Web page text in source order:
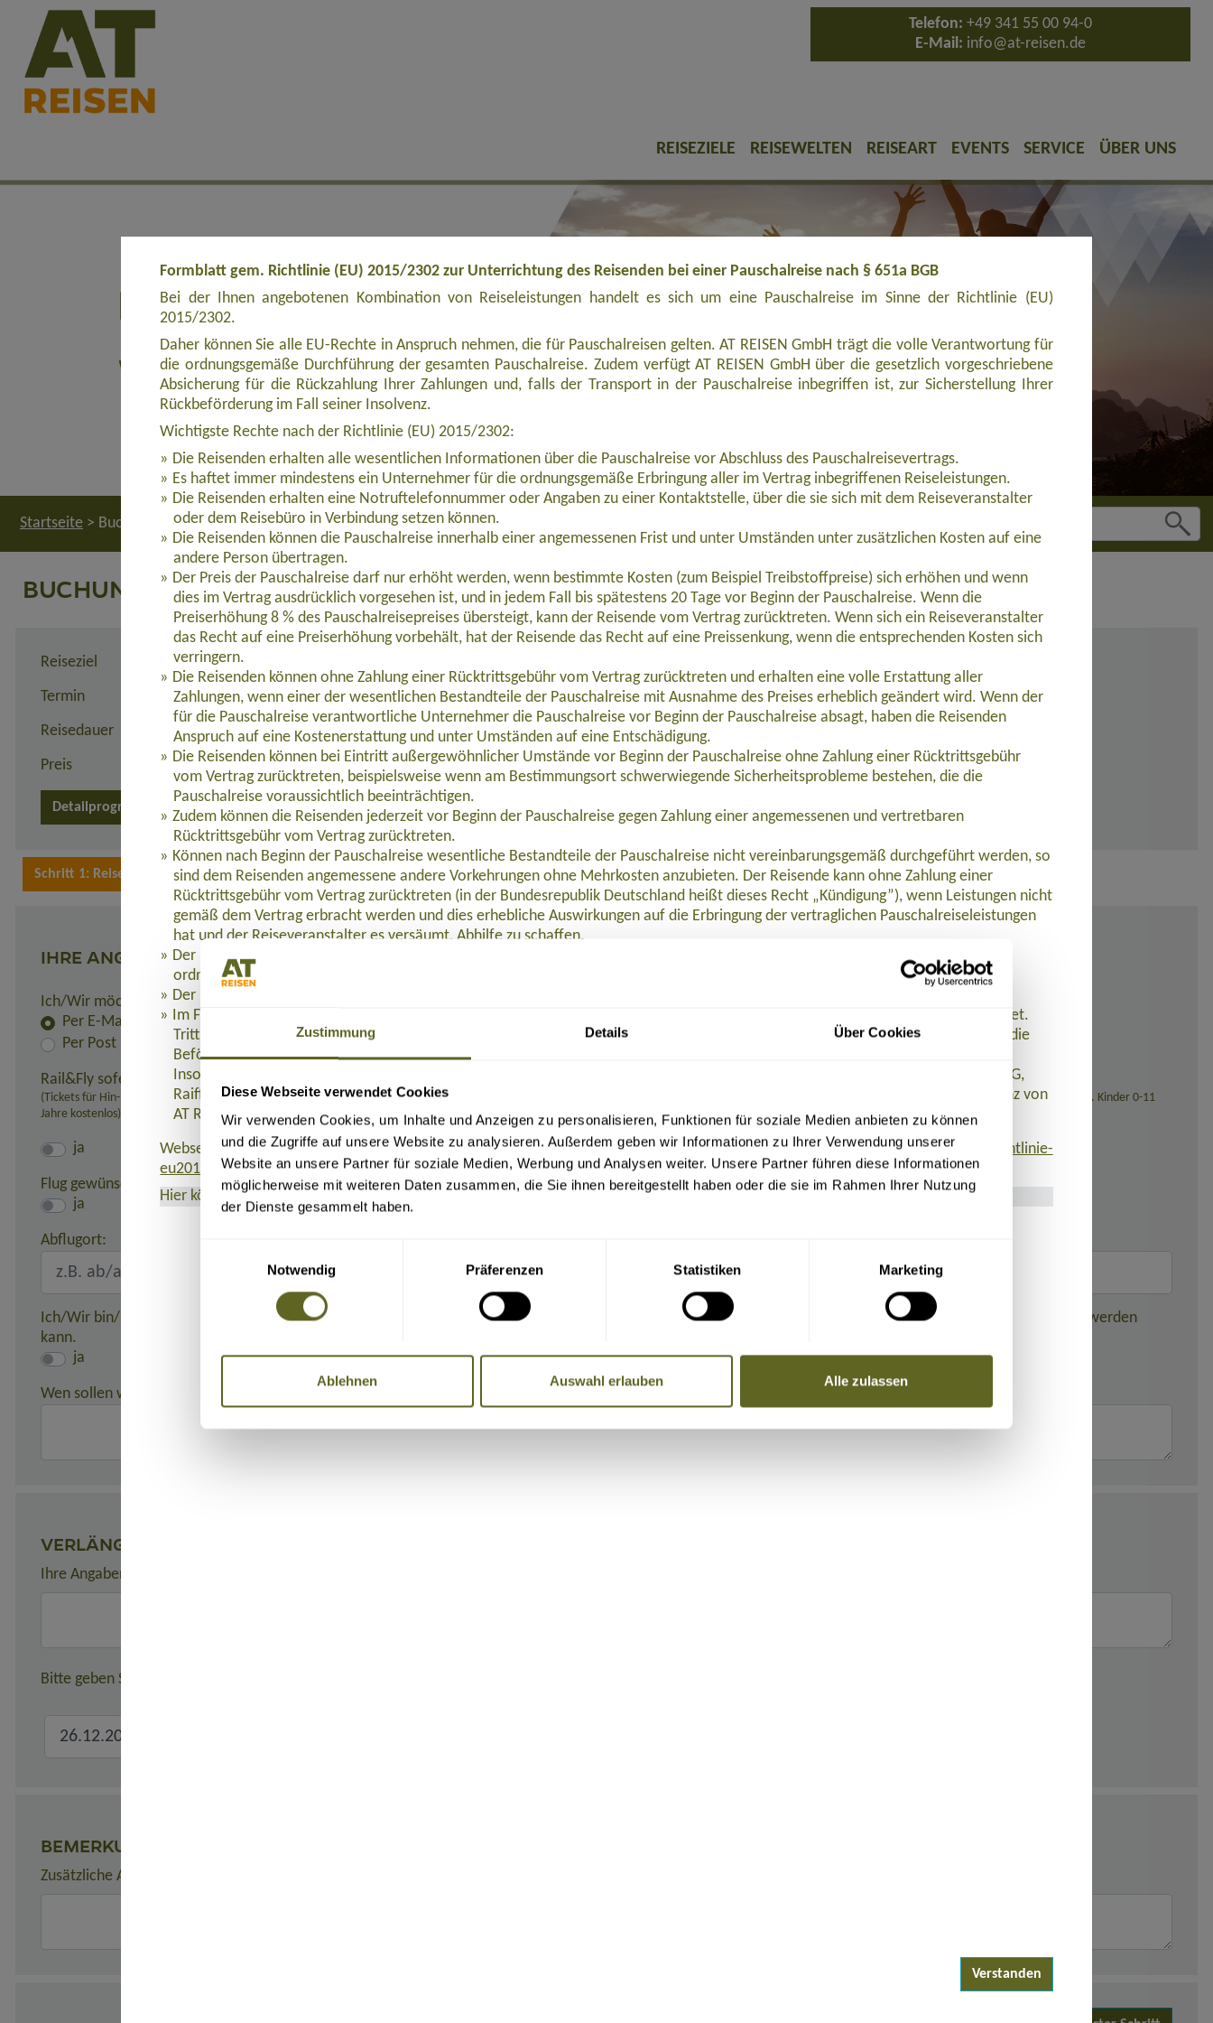
Zustimmung Details Über Cookies
Diese Webseite verwendet Cookies
Wir verwenden Cookies, um Inhalte und Anzeigen zu personalisieren, Funktionen für soziale Medien anbieten zu können
und die Zugriffe auf unsere Website zu analysieren. Außerdem geben wir Informationen zu Ihrer Verwendung unserer
Website an unsere Partner für soziale Medien, Werbung und Analysen weiter. Unsere Partner führen diese Informationen
möglicherweise mit weiteren Daten zusammen, die Sie ihnen bereitgestellt haben oder die sie im Rahmen Ihrer Nutzung
der Dienste gesammelt haben.
Notwendig
Präferenzen Statistiken Marketing
Ablehnen Auswahl erlauben Alle zulassen
Telefon: +49 341 55 00 94-0
E-Mail: info@at-reisen.de
REISEZIELE REISEWELTEN REISEART EVENTS SERVICE ÜBER UNS
Startseite > Buchung
BUCHUNG
Reiseziel Wildnistour für Hundeliebhaber in Finnisch Lappland (EUFI001)
Termin 26.12.2026 - 02.01.2027
Reisedauer 8 Tage
Preis 2.845,00 Euro zzgl. Flug
Detailprogramm
IHRE ANGABEN
Ich/Wir möchte(n) die Rechnung und alle Unterlagen erhalten:
Per E-Mail
Per Post
Rail&Fly sofern möglich (nur innerhalb Deutschlands):
(Tickets für Hin- und Rückfahrt erhältlich. Pro Person: 99,- Euro bei Buchung (bei Reisedatum ab November 2026: 109,- Euro), 129,- Euro nach Ticketausstellung (bei Reisedatum ab November 2026: 139,- Euro). Kinder 0-11
Jahre kostenlos)
ja
Flug gewünscht:
ja
Abflugort:
Ich/Wir bin/sind damit einverstanden, dass meine/unsere Adresse, Telefondaten und E-Mail-Adresse an die Mitreisenden dieser gebuchten Reise weitergegeben werden
kann.
ja
Wen sollen wir in einem Notfall benachrichtigen?
VERLÄNGERUNGEN
Ihre Angaben zu gewünschten Verlängerungsprogrammen, Badeaufenthalte etc. vor und nach der Reise.
Bitte geben Sie hier den verbindlichen Gesamtreisezeitraum ein, inklusive Verlängerung(en).
BEMERKUNGEN
Zusätzliche Angaben zur Buchung, z. B. zu Unterkünften
Formblatt gem. Richtlinie (EU) 2015/2302 zur Unterrichtung des Reisenden bei einer Pauschalreise nach § 651a BGB
Bei der Ihnen angebotenen Kombination von Reiseleistungen handelt es sich um eine Pauschalreise im Sinne der Richtlinie (EU)
2015/2302.
Daher können Sie alle EU-Rechte in Anspruch nehmen, die für Pauschalreisen gelten. AT REISEN GmbH trägt die volle Verantwortung für
die ordnungsgemäße Durchführung der gesamten Pauschalreise. Zudem verfügt AT REISEN GmbH über die gesetzlich vorgeschriebene
Absicherung für die Rückzahlung Ihrer Zahlungen und, falls der Transport in der Pauschalreise inbegriffen ist, zur Sicherstellung Ihrer
Rückbeförderung im Fall seiner Insolvenz.
Wichtigste Rechte nach der Richtlinie (EU) 2015/2302:
Die Reisenden erhalten alle wesentlichen Informationen über die Pauschalreise vor Abschluss des Pauschalreisevertrags.
Es haftet immer mindestens ein Unternehmer für die ordnungsgemäße Erbringung aller im Vertrag inbegriffenen Reiseleistungen.
Die Reisenden erhalten eine Notruftelefonnummer oder Angaben zu einer Kontaktstelle, über die sie sich mit dem Reiseveranstalter
oder dem Reisebüro in Verbindung setzen können.
Die Reisenden können die Pauschalreise innerhalb einer angemessenen Frist und unter Umständen unter zusätzlichen Kosten auf eine
andere Person übertragen.
Der Preis der Pauschalreise darf nur erhöht werden, wenn bestimmte Kosten (zum Beispiel Treibstoffpreise) sich erhöhen und wenn
dies im Vertrag ausdrücklich vorgesehen ist, und in jedem Fall bis spätestens 20 Tage vor Beginn der Pauschalreise. Wenn die
Preiserhöhung 8 % des Pauschalreisepreises übersteigt, kann der Reisende vom Vertrag zurücktreten. Wenn sich ein Reiseveranstalter
das Recht auf eine Preiserhöhung vorbehält, hat der Reisende das Recht auf eine Preissenkung, wenn die entsprechenden Kosten sich
verringern.
Die Reisenden können ohne Zahlung einer Rücktrittsgebühr vom Vertrag zurücktreten und erhalten eine volle Erstattung aller
Zahlungen, wenn einer der wesentlichen Bestandteile der Pauschalreise mit Ausnahme des Preises erheblich geändert wird. Wenn der
für die Pauschalreise verantwortliche Unternehmer die Pauschalreise vor Beginn der Pauschalreise absagt, haben die Reisenden
Anspruch auf eine Kostenerstattung und unter Umständen auf eine Entschädigung.
Die Reisenden können bei Eintritt außergewöhnlicher Umstände vor Beginn der Pauschalreise ohne Zahlung einer Rücktrittsgebühr
vom Vertrag zurücktreten, beispielsweise wenn am Bestimmungsort schwerwiegende Sicherheitsprobleme bestehen, die die
Pauschalreise voraussichtlich beeinträchtigen.
Zudem können die Reisenden jederzeit vor Beginn der Pauschalreise gegen Zahlung einer angemessenen und vertretbaren
Rücktrittsgebühr vom Vertrag zurücktreten.
Können nach Beginn der Pauschalreise wesentliche Bestandteile der Pauschalreise nicht vereinbarungsgemäß durchgeführt werden, so
sind dem Reisenden angemessene andere Vorkehrungen ohne Mehrkosten anzubieten. Der Reisende kann ohne Zahlung einer
Rücktrittsgebühr vom Vertrag zurücktreten (in der Bundesrepublik Deutschland heißt dieses Recht „Kündigung”), wenn Leistungen nicht
gemäß dem Vertrag erbracht werden und dies erhebliche Auswirkungen auf die Erbringung der vertraglichen Pauschalreiseleistungen
hat und der Reiseveranstalter es versäumt, Abhilfe zu schaffen.
Der Reisende hat Anspruch auf eine Preisminderung und/oder Schadenersatz, wenn die Reiseleistungen nicht oder nicht
ordnungsgemäß erbracht werden.
Der Reiseveranstalter leistet dem Reisenden Beistand, wenn dieser sich in Schwierigkeiten befindet.
Im Fall der Insolvenz des Reiseveranstalters oder in einigen Mitgliedstaaten des Reisevermittlers werden Zahlungen zurückerstattet.
Tritt die Insolvenz des Reiseveranstalters oder, sofern einschlägig, des Reisevermittlers nach Beginn der Pauschalreise ein und ist die
Beförderung Bestandteil der Pauschalreise, so wird die Rückbeförderung der Reisenden gewährleistet. AT REISEN GmbH hat eine
Insolvenzabsicherung mit R+V Allgemeine Versicherung AG abgeschlossen. Die Reisenden können R+V Allgemeine Versicherung AG,
Raiffeisenplatz 1, 65189 Wiesbaden, Tel. 0611 533 5859, info@ruv.de kontaktieren, wenn ihnen Leistungen aufgrund der Insolvenz von
AT REISEN GmbH verweigert werden.
Webseite, auf der die Richtlinie (EU) 2015/2302 in der in das nationale Recht umgesetzten Form zu finden ist:www.umsetzung-richtlinie-
eu2015-2302.de.
Hier können Sie das Formblatt
Verstanden